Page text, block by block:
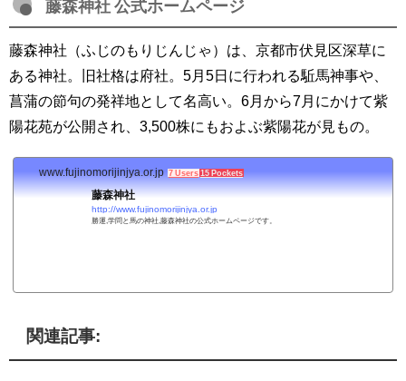
藤森神社 公式ホームページ
藤森神社（ふじのもりじんじゃ）は、京都市伏見区深草に
ある神社。旧社格は府社。5月5日に行われる駈馬神事や、
菖蒲の節句の発祥地として名高い。6月から7月にかけて紫
陽花苑が公開され、3,500株にもおよぶ紫陽花が見もの。
www.fujinomorijinjya.or.jp 7 Users 15 Pockets
藤森神社
http://www.fujinomorijinjya.or.jp
勝運,学問と馬の神社,藤森神社の公式ホームページです。
関連記事: